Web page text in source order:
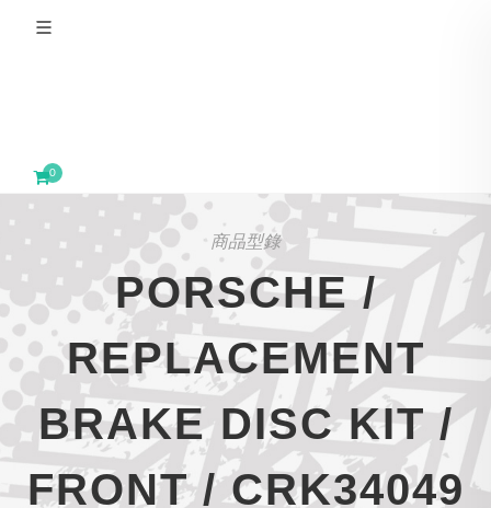
0
商品型錄
PORSCHE /
REPLACEMENT
BRAKE DISC KIT /
FRONT / CRK34049